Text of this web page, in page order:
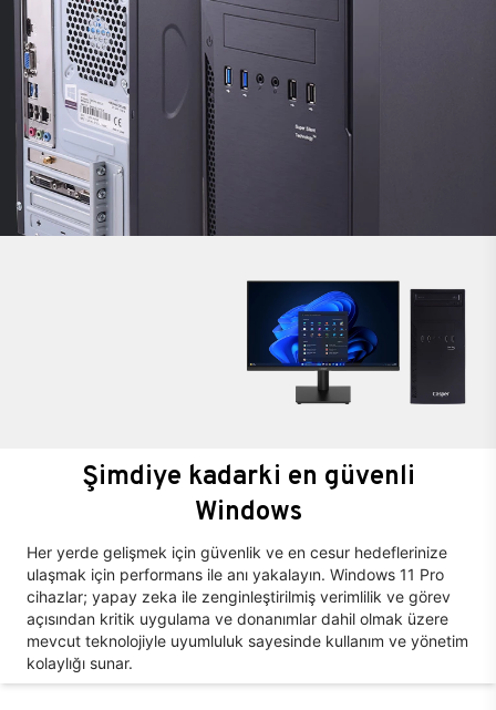
Şimdiye kadarki en güvenli
Windows
Her yerde gelişmek için güvenlik ve en cesur hedeflerinize
ulaşmak için performans ile anı yakalayın. Windows 11 Pro
cihazlar; yapay zeka ile zenginleştirilmiş verimlilik ve görev
açısından kritik uygulama ve donanımlar dahil olmak üzere
mevcut teknolojiyle uyumluluk sayesinde kullanım ve yönetim
kolaylığı sunar.